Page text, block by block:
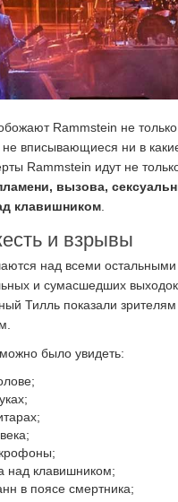
Rammstein не
вписывающиеся ни в
Rammstein идут не
вызова,
клавишником
и взрывы
над всеми
и сумасшедших
Тилль показали
было увидеть:
над клавишником;
в поясе смертника;